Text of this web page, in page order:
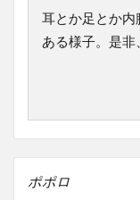
耳とか足とか内
ある様子。是非
ポポロ